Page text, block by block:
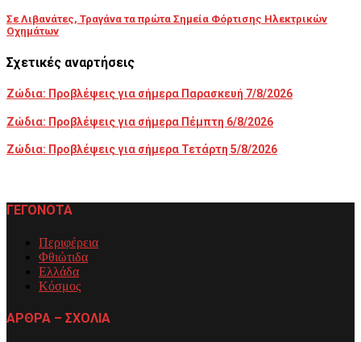
Σε Λιβανάτες, Τραγάνα τα πρώτα Σημεία Φόρτισης Ηλεκτρικών
Οχημάτων
Σχετικές αναρτήσεις
Ζώδια: Προβλέψεις για σήμερα Παρασκευή 7/8/2026
Ζώδια: Προβλέψεις για σήμερα Πέμπτη 6/8/2026
Ζώδια: Προβλέψεις για σήμερα Τετάρτη 5/8/2026
ΓΕΓΟΝΟΤΑ
Περιφέρεια
Φθιώτιδα
Ελλάδα
Κόσμος
ΑΡΘΡΑ – ΣΧΟΛΙΑ